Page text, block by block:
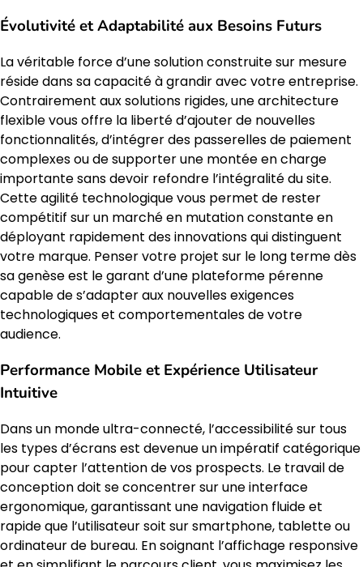
Évolutivité et Adaptabilité aux Besoins Futurs
La véritable force d’une solution construite sur mesure
réside dans sa capacité à grandir avec votre entreprise.
Contrairement aux solutions rigides, une architecture
flexible vous offre la liberté d’ajouter de nouvelles
fonctionnalités, d’intégrer des passerelles de paiement
complexes ou de supporter une montée en charge
importante sans devoir refondre l’intégralité du site.
Cette agilité technologique vous permet de rester
compétitif sur un marché en mutation constante en
déployant rapidement des innovations qui distinguent
votre marque. Penser votre projet sur le long terme dès
sa genèse est le garant d’une plateforme pérenne
capable de s’adapter aux nouvelles exigences
technologiques et comportementales de votre
audience.
Performance Mobile et Expérience Utilisateur
Intuitive
Dans un monde ultra-connecté, l’accessibilité sur tous
les types d’écrans est devenue un impératif catégorique
pour capter l’attention de vos prospects. Le travail de
conception doit se concentrer sur une interface
ergonomique, garantissant une navigation fluide et
rapide que l’utilisateur soit sur smartphone, tablette ou
ordinateur de bureau. En soignant l’affichage responsive